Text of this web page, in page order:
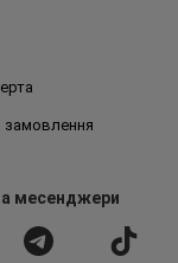
замовлення
месенджери